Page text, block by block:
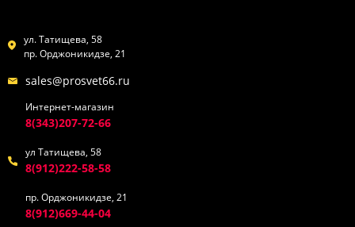
ул. Татищева, 58
пр. Орджоникидзе, 21
sales@prosvet66.ru
Интернет-магазин
8(343)207-72-66
ул Татищева, 58
8(912)222-58-58
пр. Орджоникидзе, 21
8(912)669-44-04